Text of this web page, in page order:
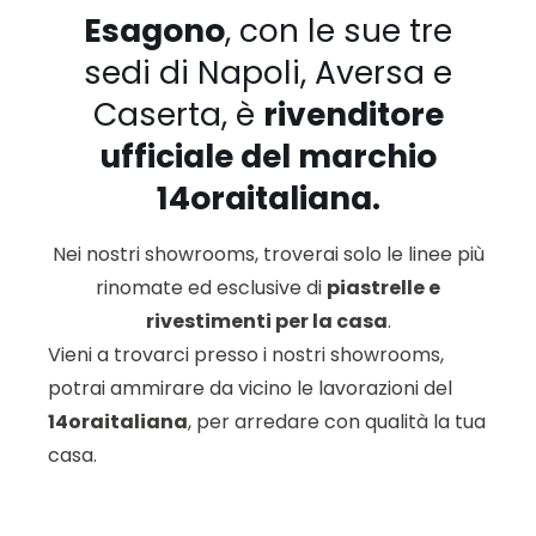
Esagono, con le sue tre
sedi di Napoli, Aversa e
Caserta, è rivenditore
ufficiale del marchio
14oraitaliana.
Nei nostri showrooms, troverai solo le linee più
rinomate ed esclusive di piastrelle e
rivestimenti per la casa.
Vieni a trovarci presso i nostri showrooms,
potrai ammirare da vicino le lavorazioni del
14oraitaliana, per arredare con qualità la tua
casa.